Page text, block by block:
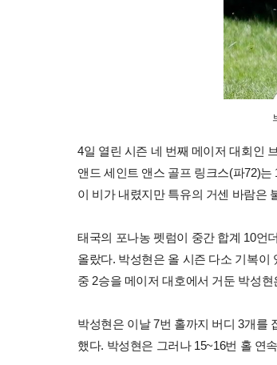
4일 열린 시즌 네 번째 메이저 대회인
앤드 세인트 앤스 골프 링크스(파72)
이 비가 내렸지만 특유의 거센 바람은
태국의 포나농 펫럼이 중간 합계 10언
올랐다. 박성현은 올 시즌 다소 기복이
중 2승을 메이저 대호에서 거둔 박성
박성현은 이날 7번 홀까지 버디 3개를
했다. 박성현은 그러나 15~16번 홀 연